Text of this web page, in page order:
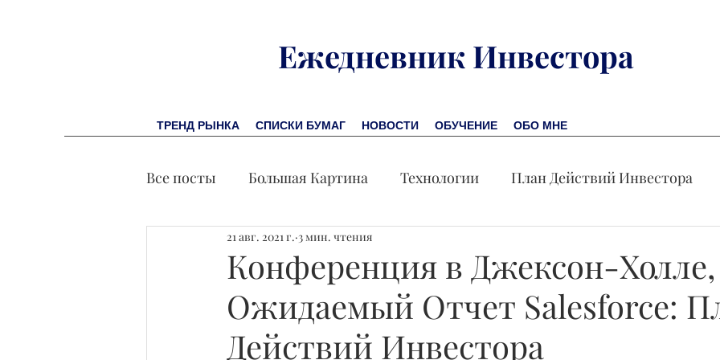
Ежедневник Инвестора
ТРЕНД РЫНКА СПИСКИ БУМАГ НОВОСТИ ОБУЧЕНИЕ ОБО МНЕ
Все посты Большая Картина Технологии План Действий Инвестора
Заметки финсоветника
Лидеры И Успех Экономика Акция дня
Конференция в Джексон-Холле,
Ожидаемый Отчет Salesforce:
Действий Инвестора
21 авг. 2021 г. 3 мин. чтения